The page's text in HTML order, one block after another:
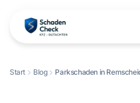
Start Blog Parkschaden in